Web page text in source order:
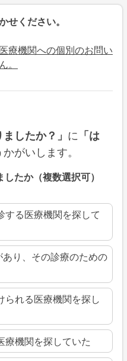
せください。
療機関への個別のお問い
したか？」 に 「は
がいします。
たか（複数選択可）
する医療機関を探して
り、その診療のための
られる医療機関を探し
療機関を探していた